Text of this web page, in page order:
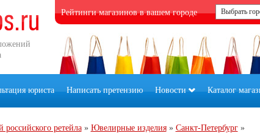
Рейтинги магазинов в вашем городе
юриста Написать претензию Новости Каталог
ретейла» Ювелирные изделия» Санкт-Петербург»